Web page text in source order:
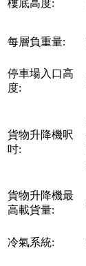
樓底高度:
每層負重量:
停車場入口高
度:
貨物升降機呎
吋:
貨物升降機最
高載貨量:
冷氣系統: